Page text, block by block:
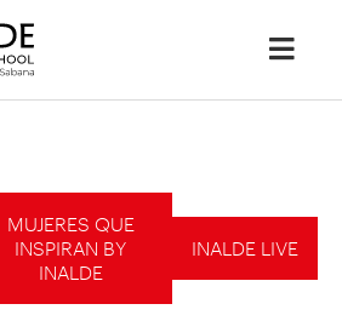
MUJERES QUE
INSPIRAN BY
INALDE
INALDE LIVE